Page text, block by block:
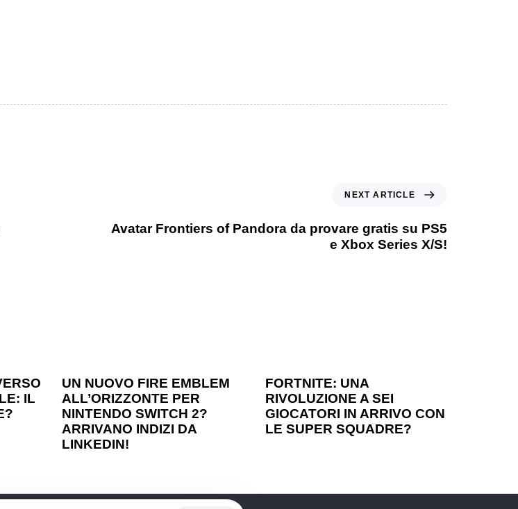
NEXT ARTICLE
Avatar Frontiers of Pandora da provare gratis su PS5
e Xbox Series X/S!
IL
UN NUOVO FIRE EMBLEM
ALL’ORIZZONTE PER
NINTENDO SWITCH 2?
ARRIVANO INDIZI DA
LINKEDIN!
FORTNITE: UNA
RIVOLUZIONE A SEI
GIOCATORI IN ARRIVO CON
LE SUPER SQUADRE?